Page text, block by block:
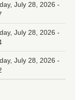
July 28, 2026 -
July 28, 2026 -
July 28, 2026 -